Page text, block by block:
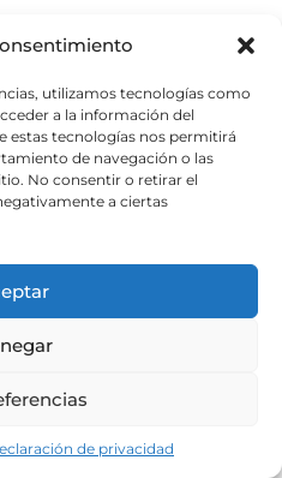
utilizamos tecnologías como
a la información del
estas tecnologías nos permitirá
de navegación o las
No consentir o retirar el
a ciertas
de privacidad
de privacidad
cookies
Accesibilidad